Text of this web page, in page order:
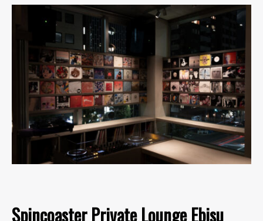
Spincoaster Private Lounge Ebisu